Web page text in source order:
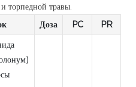
торпедной травы.
Доза PC PR